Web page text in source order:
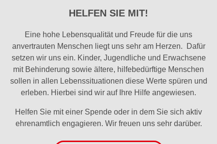
HELFEN SIE MIT!
Eine hohe Lebensqualität und Freude für die uns
anvertrauten Menschen liegt uns sehr am Herzen. Dafür
setzen wir uns ein. Kinder, Jugendliche und Erwachsene
mit Behinderung sowie ältere, hilfebedürftige Menschen
sollen in allen Lebenssituationen diese Werte spüren und
erleben. Hierbei sind wir auf Ihre Hilfe angewiesen.
Helfen Sie mit einer Spende oder in dem Sie sich aktiv
ehrenamtlich engagieren. Wir freuen uns sehr darüber.